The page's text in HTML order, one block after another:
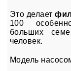
Это делает
100
больших
человек.
Модель